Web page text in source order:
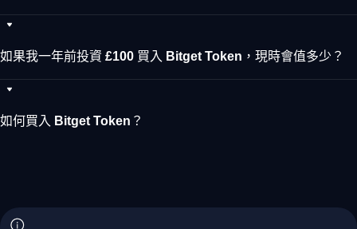
如果我一年前投資 £100 買入 Bitget Token，現時會值多少？
如何買入 Bitget Token？